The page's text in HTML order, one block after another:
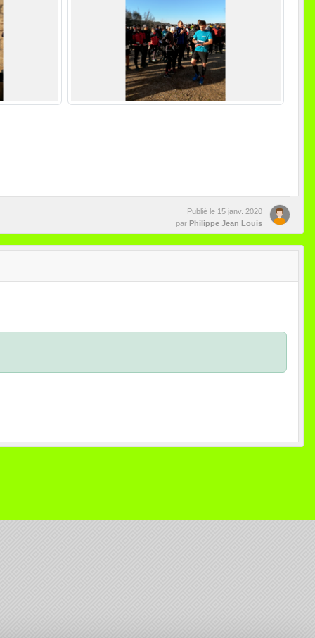
Publié le 15 janv. 2020
par Philippe Jean Louis